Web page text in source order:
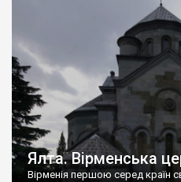
Херсонесі Володимир-
А потім було Хрещення Русі.
Ялта. Вірменська
Вірменія першою серед країн